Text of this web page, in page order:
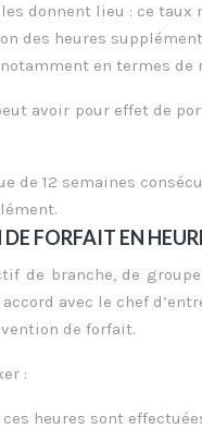
donnent lieu : ce
des heures
en termes de
avoir pour effet de
de 12 semaines
FORFAIT EN
de branche, de
avec le chef
de forfait.
:
heures sont